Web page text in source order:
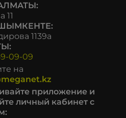
11
1139а
09-09
на
приложение и
личный кабинет с